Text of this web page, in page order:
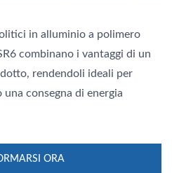
in alluminio a polimero
combinano i vantaggi di un
rendendoli ideali per
consegna di energia
ORA